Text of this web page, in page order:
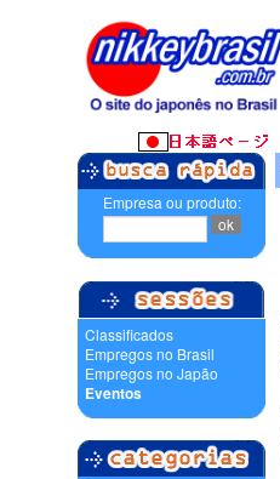
Empresa ou produto:
Classificados
Empregos no Brasil
Empregos no Japão
Eventos